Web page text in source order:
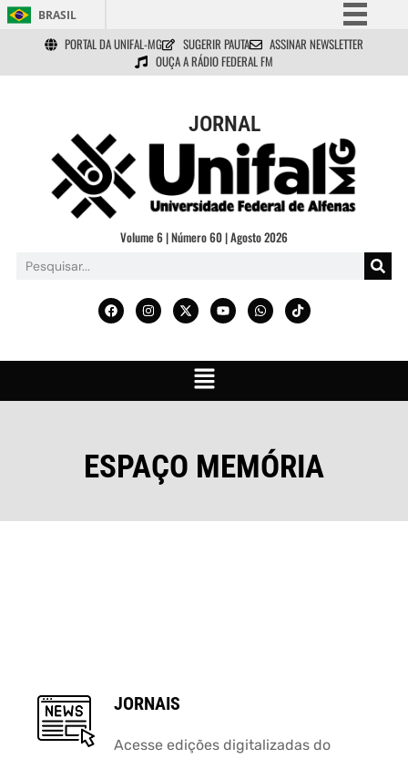
BRASIL
Simplifique!
Comunica BR
Acesso à informação
Legislação
Canais
PORTAL DA UNIFAL-MG SUGERIR PAUTA
ASSINAR NEWSLETTER
OUÇA A RÁDIO FEDERAL FM
JORNAL
Volume 6 | Número 60 | Agosto 2026
ESPAÇO MEMÓRIA
JORNAIS
Acesse edições digitalizadas do